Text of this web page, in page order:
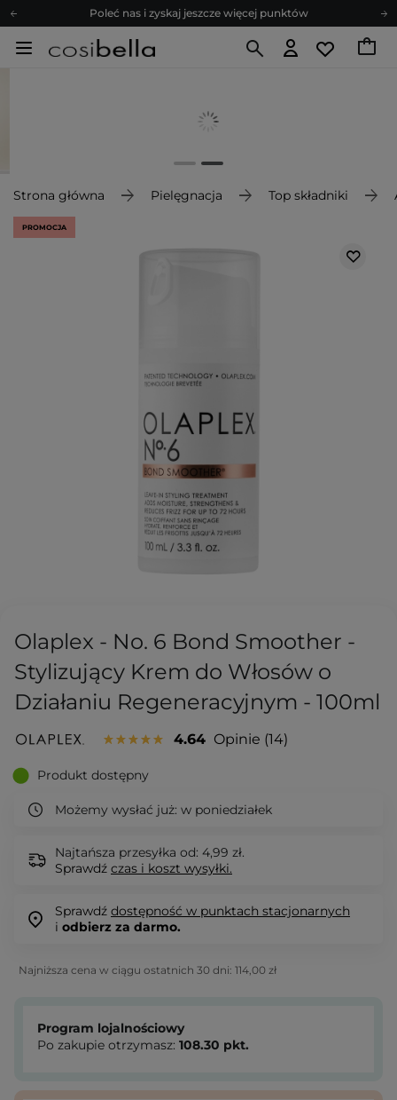
Poleć nas i zyskaj jeszcze więcej punktów
Zapisz się na newsletter pełen porad
Poleć nas i zyskaj jeszcze więcej punktów
Strona główna Pielęgnacja Top składniki
PROMOCJA
Olaplex - No. 6 Bond Smoother -
Stylizujący Krem do Włosów o
Działaniu Regeneracyjnym - 100ml
4.64 Opinie 14
Produkt dostępny
Możemy wysłać już: w poniedziałek
Najtańsza przesyłka od: 4,99 zł.
Sprawdź czas i koszt wysyłki.
Sprawdź dostępność w punktach stacjonarnych
i odbierz za darmo.
Najniższa cena w ciągu ostatnich 30 dni: 114,00 zł
Program lojalnościowy
Po zakupie otrzymasz: 108.30 pkt.